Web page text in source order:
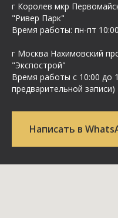
г Королев мкр
"Ривер Парк"
Время работы: пн-пт
г Москва Нахимовский
"Экспострой"
Время работы с 10:00 до
предварительной записи)
Написать в